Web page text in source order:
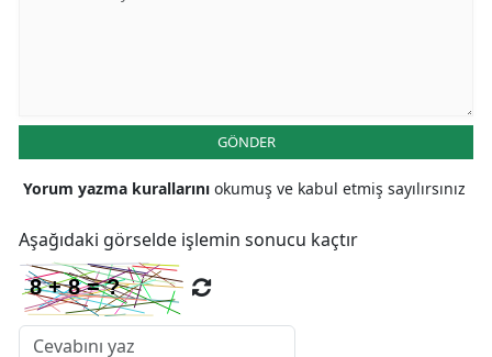
GÖNDER
Yorum yazma kurallarını okumuş ve kabul etmiş sayılırsınız
Aşağıdaki görselde işlemin sonucu kaçtır